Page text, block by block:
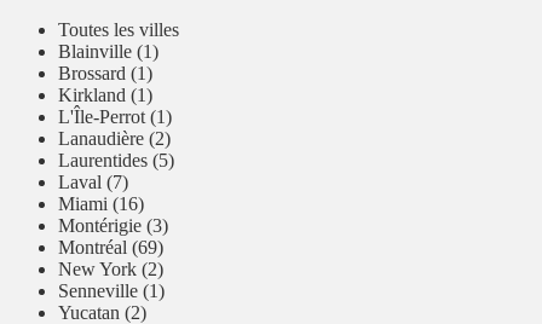
Toutes les villes
Blainville (1)
Brossard (1)
Kirkland (1)
L'Île-Perrot (1)
Lanaudière (2)
Laurentides (5)
Laval (7)
Miami (16)
Montérigie (3)
Montréal (69)
New York (2)
Senneville (1)
Yucatan (2)